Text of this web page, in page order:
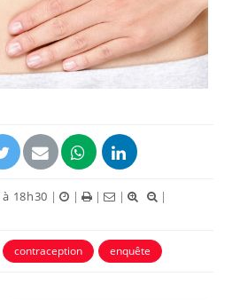
18h30 | | | |
|
contraception enquête